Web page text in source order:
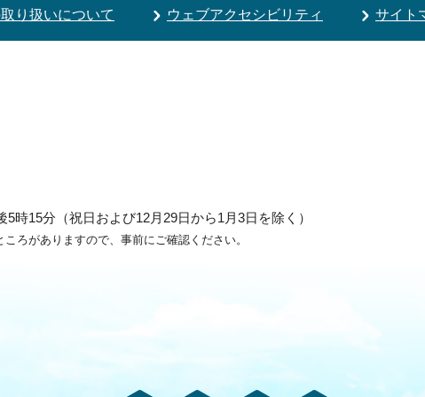
り扱いについて ウェブアクセシビリティ サイト
時15分（祝日および12月29日から1月3日を除く）
ろがありますので、事前にご確認ください。